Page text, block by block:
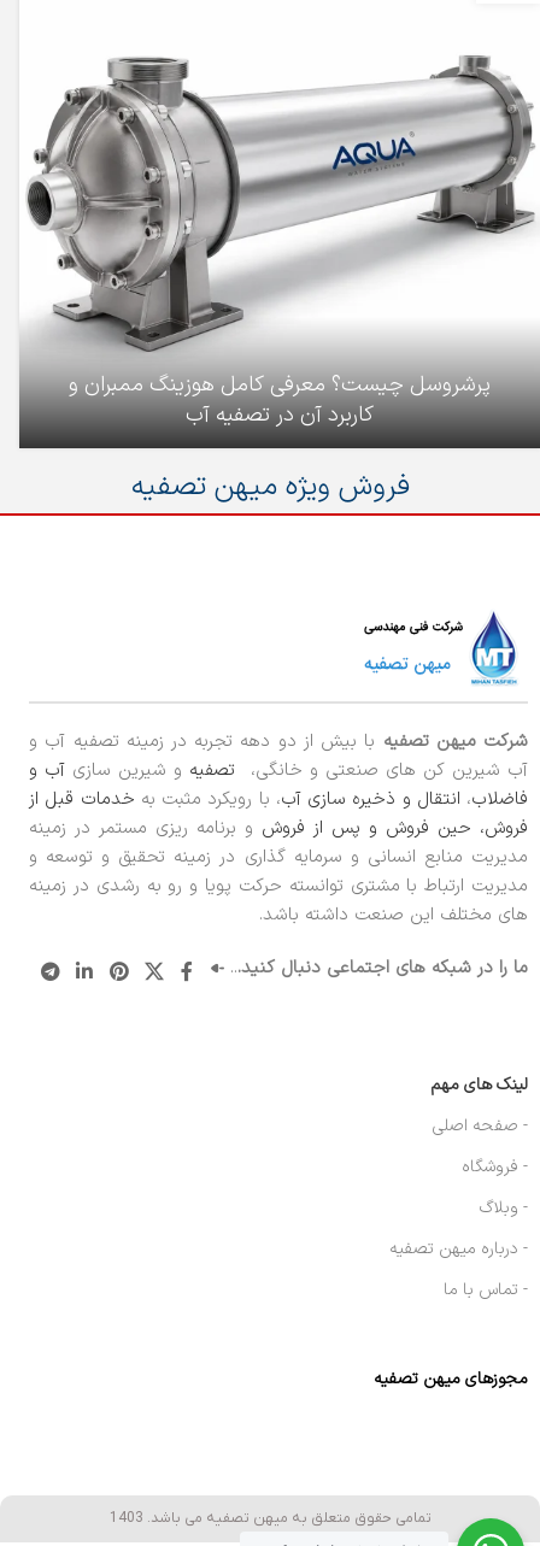
پرشروسل چیست؟ معرفی کامل هوزینگ ممبران و
کاربرد آن در تصفیه آب
فروش ویژه میهن تصفیه
شرکت میهن تصفیه با بیش از دو دهه تجربه در زمینه تصفیه آب و
آب شیرین کن های صنعتی و خانگی،
تصفیه و شیرین سازی آب و
فاضلاب، انتقال و ذخیره سازی آب، با رویکرد مثبت به خدمات قبل از
فروش، حین فروش و پس از فروش و برنامه ریزی مستمر در زمینه
مدیریت منابع انسانی و سرمایه گذاری در زمینه تحقیق و توسعه و
مدیریت ارتباط با مشتری توانسته حرکت پویا و رو به رشدی در زمینه
های مختلف این صنعت داشته باشد.
ما را در شبکه های اجتماعی دنبال کنید...
لینک های مهم
- صفحه اصلی
- فروشگاه
- وبلاگ
- درباره میهن تصفیه
- تماس با ما
مجوزهای میهن تصفیه
تمامی حقوق متعلق به میهن تصفیه می باشد. 1403